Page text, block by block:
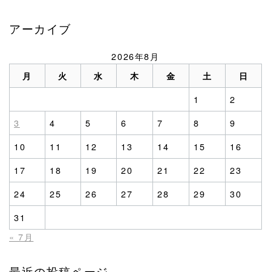
アーカイブ
2026年8月
月 火 水 木 金 土 日
1
2
3
4 5 6 7 8
9
10
11 12 13 14 15
16
17
18 19 20 21 22
23
24
25 26 27 28 29
30
31
« 7月